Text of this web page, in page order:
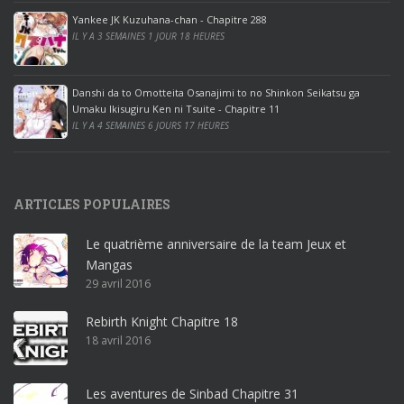
ff
i
c
e
2
0
1
r
o
ff
i
c
e
3
Yankee JK Kuzuhana-chan - Chapitre 288
IL Y A 3 SEMAINES 1 JOUR 18 HEURES
Danshi da to Omotteita Osanajimi to no Shinkon Seikatsu ga
Umaku Ikisugiru Ken ni Tsuite - Chapitre 11
IL Y A 4 SEMAINES 6 JOURS 17 HEURES
ARTICLES POPULAIRES
Le quatrième anniversaire de la team Jeux et
Mangas
29 avril 2016
Rebirth Knight Chapitre 18
18 avril 2016
Les aventures de Sinbad Chapitre 31